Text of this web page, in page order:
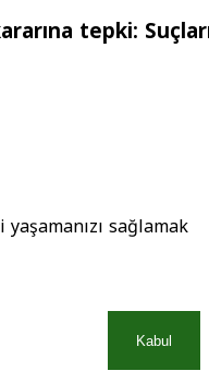
tepki:
sağlamak
Kabul